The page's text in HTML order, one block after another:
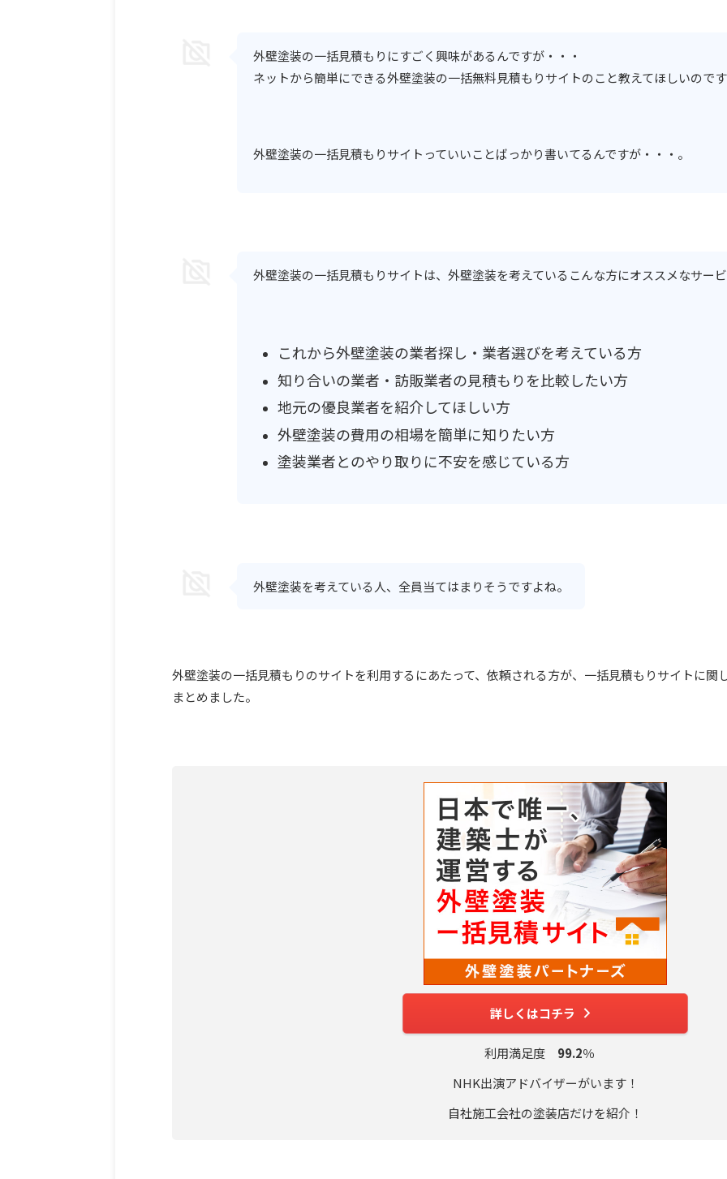
外壁塗装の一括見積もりにすごく興味があるんですが・・・
ネットから簡単にできる外壁塗装の一括無料見積もりサイトのこと教えてほしいので
外壁塗装の一括見積もりサイトっていいことばっかり書いてるんですが・・・。
外壁塗装の一括見積もりサイトは、外壁塗装を考えているこんな方にオススメなサー
これから外壁塗装の業者探し・業者選びを考えている方
知り合いの業者・訪販業者の見積もりを比較したい方
地元の優良業者を紹介してほしい方
外壁塗装の費用の相場を簡単に知りたい方
塗装業者とのやり取りに不安を感じている方
外壁塗装を考えている人、全員当てはまりそうですよね。
外壁塗装の一括見積もりのサイトを利用するにあたって、依頼される方が、一括見積もりサイトに関
まとめました。
詳しくはコチラ
利用満足度 99.2％
NHK出演アドバイザーがいます！
自社施工会社の塗装店だけを紹介！